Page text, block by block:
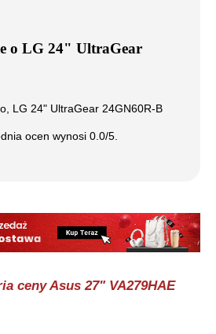
o LG 24" UltraGear
LG 24" UltraGear 24GN60R-B
ocen wynosi 0.0/5.
cenyAsus 27" VA279HAE